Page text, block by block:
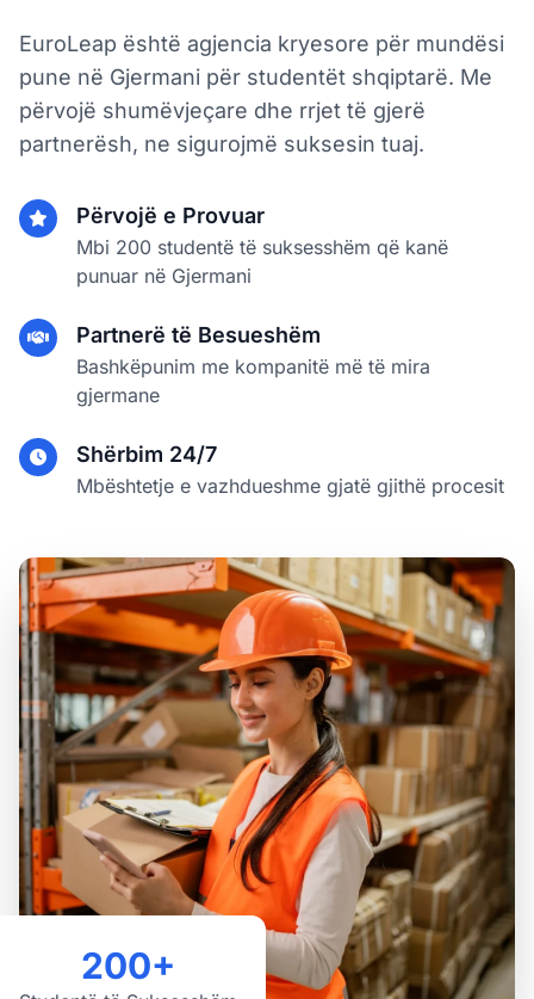
EuroLeap është agjencia kryesore për mundësi
pune në Gjermani për studentët shqiptarë. Me
përvojë shumëvjeçare dhe rrjet të gjerë
partnerësh, ne sigurojmë suksesin tuaj.
Përvojë e Provuar
Mbi 200 studentë të suksesshëm që kanë
punuar në Gjermani
Partnerë të Besueshëm
Bashkëpunim me kompanitë më të mira
gjermane
Shërbim 24/7
Mbështetje e vazhdueshme gjatë gjithë procesit
200+